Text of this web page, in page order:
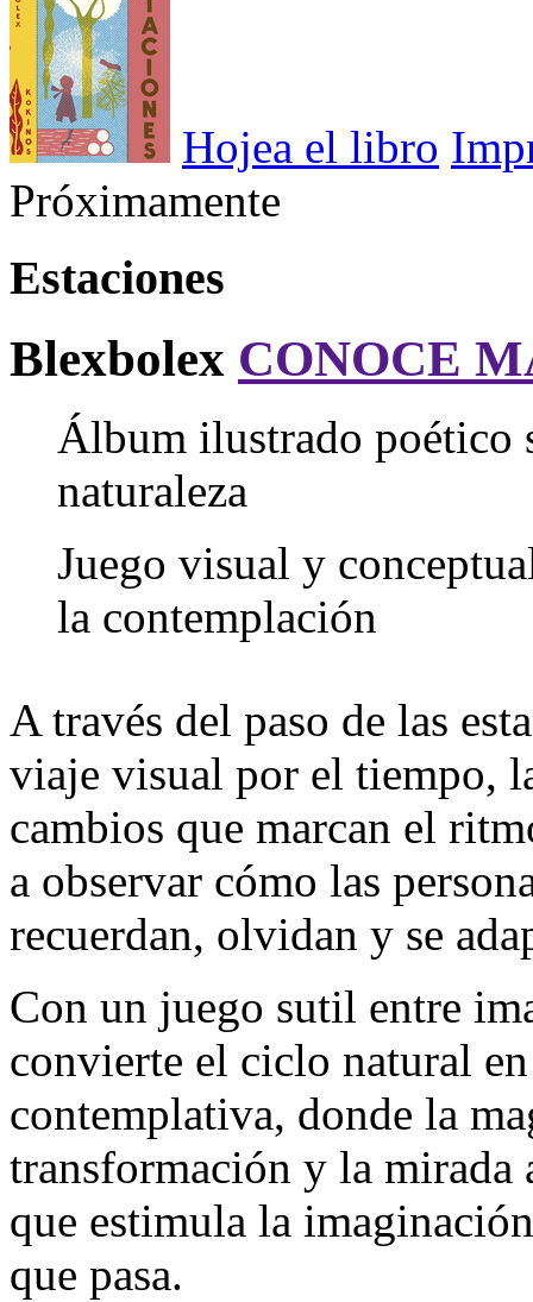
Hojea el libro
Próximamente
Estaciones
Blexbolex CONOCE
Álbum ilustrado poético
naturaleza
Juego visual y
la contemplación
A través del paso de las
viaje visual por el tiempo,
cambios que marcan el
a observar cómo las
recuerdan, olvidan y se
Con un juego sutil entre
convierte el ciclo natural
contemplativa, donde la
transformación y la mirada
que estimula la
que pasa.